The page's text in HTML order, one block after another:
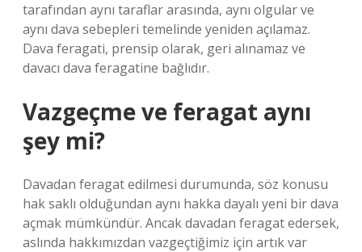
tarafından aynı taraflar arasında, aynı olgular ve
aynı dava sebepleri temelinde yeniden açılamaz.
Dava feragati, prensip olarak, geri alınamaz ve
davacı dava feragatine bağlıdır.
Vazgeçme ve feragat aynı
şey mi?
Davadan feragat edilmesi durumunda, söz konusu
hak saklı olduğundan aynı hakka dayalı yeni bir dava
açmak mümkündür. Ancak davadan feragat edersek,
aslında hakkımızdan vazgeçtiğimiz için artık var